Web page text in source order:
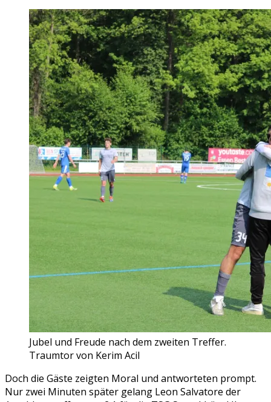
Jubel und Freude nach dem zweiten Treffer.
Traumtor von Kerim Acil
Doch die Gäste zeigten Moral und antworteten prompt.
Nur zwei Minuten später gelang Leon Salvatore der